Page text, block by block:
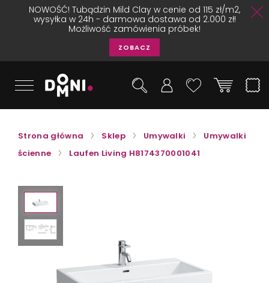
NOWOŚĆ! Tubądzin Mild Clay w cenie od 115 zł/m2,
wysyłka w 24h - darmowa dostawa od 2.000 zł!
Możliwość zamówienia próbek!
ZOBACZ
Strona główna Sklep Umywalki
Umywalki
ścienne
Laufen Living H8174370001041